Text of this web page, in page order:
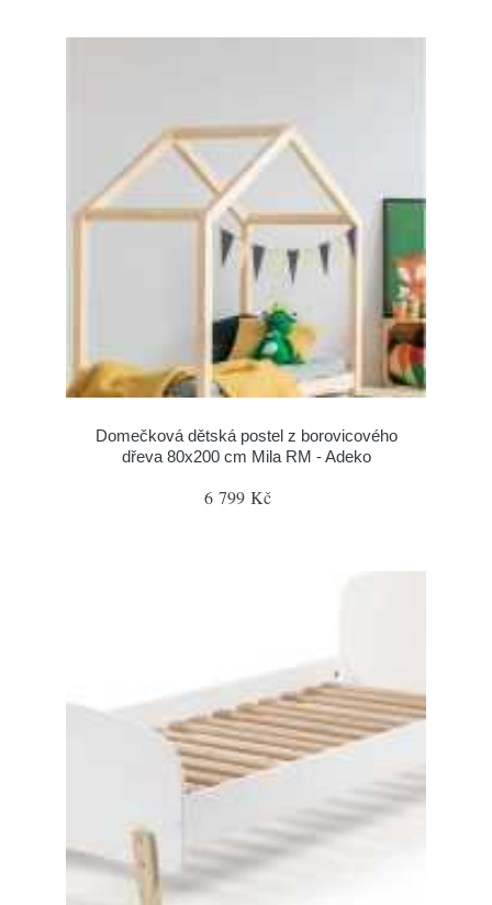
Domečková dětská postel z borovicového
dřeva 80x200 cm Mila RM - Adeko
6 799 Kč